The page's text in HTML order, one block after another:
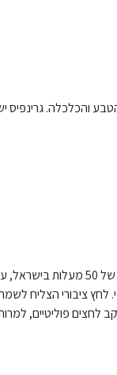
והכלכלה. גרינפיס
עדכון שבועי מגרינפיס ישראל: השירות
לחץ ציבורי הצליח
לחצים פוליטיים,